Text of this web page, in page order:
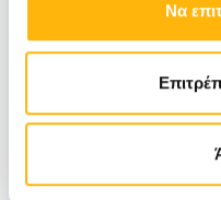
Να